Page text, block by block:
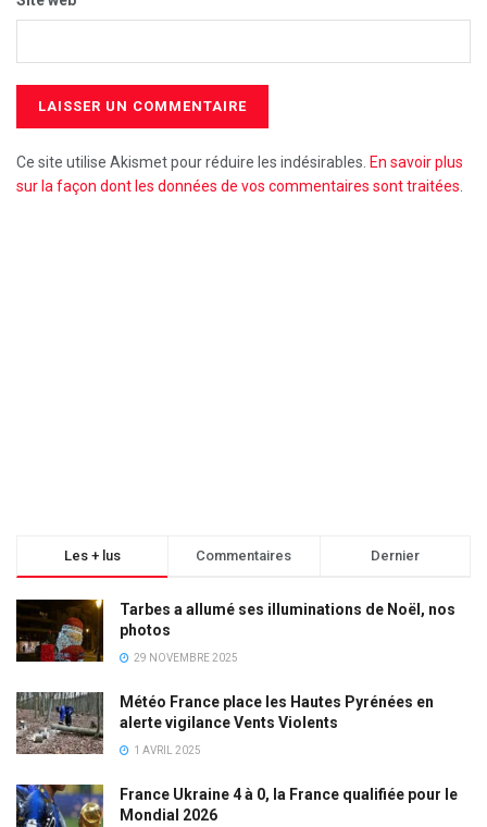
Ce site utilise Akismet pour réduire les indésirables. En savoir plus
sur la façon dont les données de vos commentaires sont traitées
Les + lus Commentaires Dernier
Tarbes a allumé ses illuminations de Noël, nos
photos
29 NOVEMBRE 2025
Météo France place les Hautes Pyrénées en
alerte vigilance Vents Violents
1 AVRIL 2025
France Ukraine 4 à 0, la France qualifiée pour le
Mondial 2026